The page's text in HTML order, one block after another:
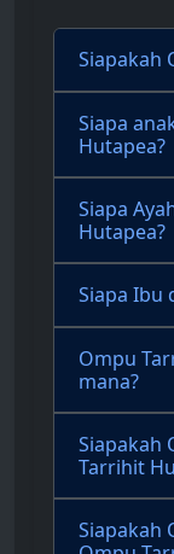
Siapakah
Siapa
Hutapea?
Siapa
Hutapea?
Siapa Ibu
Ompu
mana?
Siapakah
Tarrihit
Siapakah